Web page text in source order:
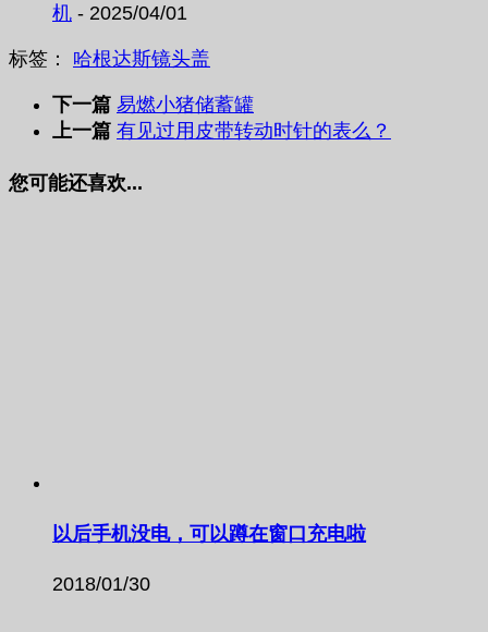
机 - 2025/04/01
标签： 哈根达斯镜头盖
下一篇 易燃小猪储蓄罐
上一篇 有见过用皮带转动时针的表么？
您可能还喜欢...
以后手机没电，可以蹲在窗口充电啦
2018/01/30